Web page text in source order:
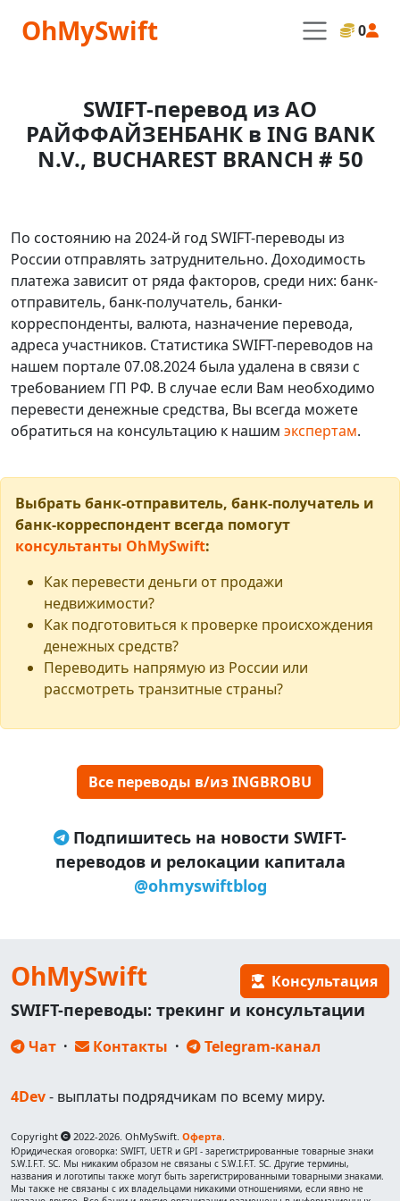
OhMySwift 0
SWIFT-перевод из АО
РАЙФФАЙЗЕНБАНК в ING BANK
N.V., BUCHAREST BRANCH # 50
По состоянию на 2024-й год SWIFT-переводы из
России отправлять затруднительно. Доходимость
платежа зависит от ряда факторов, среди них: банк-
отправитель, банк-получатель, банки-
корреспонденты, валюта, назначение перевода,
адреса участников. Статистика SWIFT-переводов на
нашем портале 07.08.2024 была удалена в связи с
требованием ГП РФ. В случае если Вам необходимо
перевести денежные средства, Вы всегда можете
обратиться на консультацию к нашим экспертам.
Выбрать банк-отправитель, банк-получатель и
банк-корреспондент всегда помогут
консультанты OhMySwift:
Как перевести деньги от продажи
недвижимости?
Как подготовиться к проверке происхождения
денежных средств?
Переводить напрямую из России или
рассмотреть транзитные страны?
Все переводы в/из INGBROBU
Подпишитесь на новости SWIFT-
переводов и релокации капитала
@ohmyswiftblog
OhMySwift Консультация
SWIFT-переводы: трекинг и консультации
Чат · Контакты · Telegram-канал
4Dev- выплаты подрядчикам по всему миру.
Copyright 2022-2026. OhMySwift. Оферта.
Юридическая оговорка: SWIFT, UETR и GPI - зарегистрированные товарные знаки
S.W.I.F.T. SC. Мы никаким образом не связаны с S.W.I.F.T. SC. Другие термины,
названия и логотипы также могут быть зарегистрированными товарными знаками.
Мы также не связаны с их владельцами никакими отношениями, если явно не